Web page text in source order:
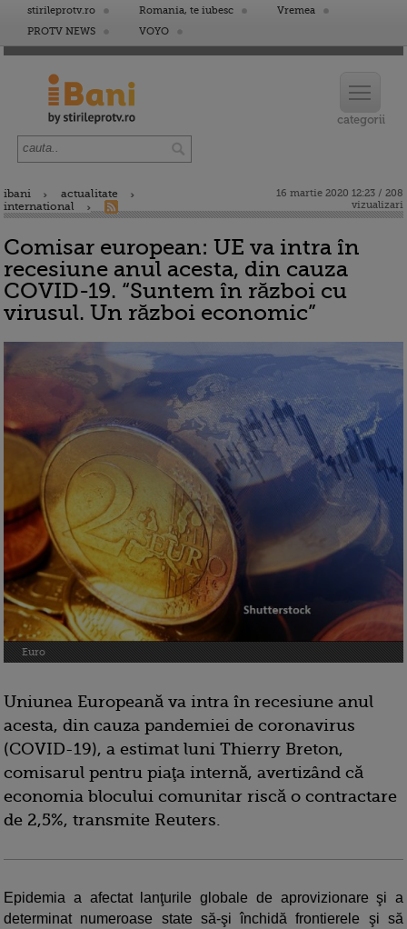
stirileprotv.ro Romania, te iubesc
Vremea
PROTV NEWS
VOYO
ibani
actualitate
international
16 martie 2020 12:23 / 208
vizualizari
Comisar european: UE va intra în
recesiune anul acesta, din cauza
COVID-19. “Suntem în război cu
virusul. Un război economic”
Euro
Uniunea Europeană va intra în recesiune anul
acesta, din cauza pandemiei de coronavirus
(COVID-19), a estimat luni Thierry Breton,
comisarul pentru piaţa internă, avertizând că
economia blocului comunitar riscă o contractare
de 2,5%, transmite Reuters.
Epidemia a afectat lanţurile globale de aprovizionare şi a
determinat numeroase state să-şi închidă frontierele şi să